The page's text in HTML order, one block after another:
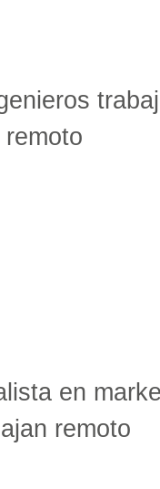
remoto
en
remoto